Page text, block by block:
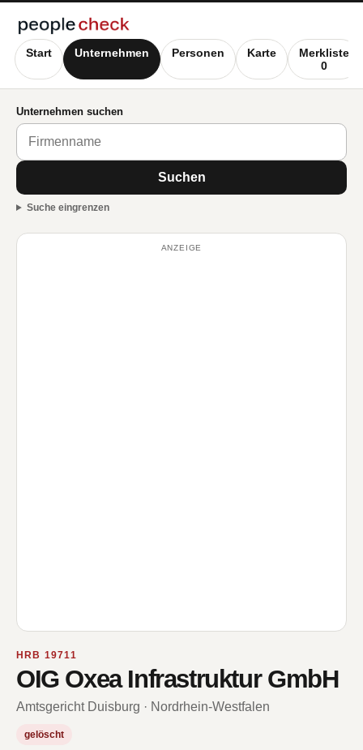
Start Unternehmen Personen Karte
Merkliste
0
Unternehmen suchen
Suchen
Suche eingrenzen
ANZEIGE
HRB 19711
OIG Oxea Infrastruktur GmbH
Amtsgericht Duisburg · Nordrhein-Westfalen
gelöscht